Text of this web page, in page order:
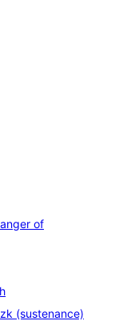
of
(sustenance)